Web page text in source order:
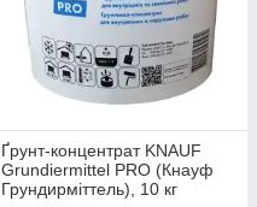
Ґрунт-концентрат KNAUF
Grundiermittel PRO (Кнауф
Грундирміттель), 10 кг